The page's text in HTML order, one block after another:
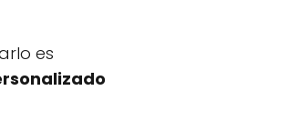
es